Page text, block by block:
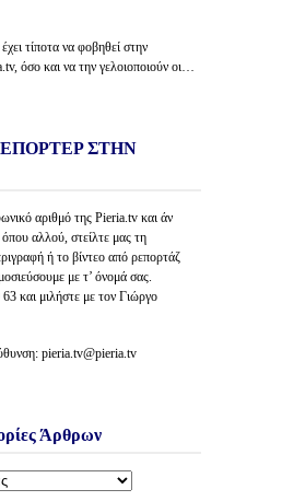
τίποτα να φοβηθεί στην
όσο και να την γελοιοποιούν οι…
ΣΤΗΝ
αριθμό της Pieria.tv και άν
αλλού, στείλτε μας τη
ή το βίντεο από ρεπορτάζ
με τ’ όνομά σας.
και μιλήστε με τον Γιώργο
pieria.tv@pieria.tv
Άρθρων